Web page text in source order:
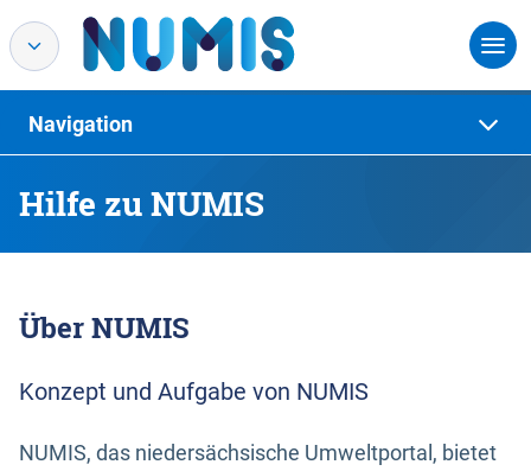
Hilfe zu NUMIS
Navigation
Über NUMIS
Konzept und Aufgabe von NUMIS
NUMIS, das niedersächsische Umweltportal, bietet